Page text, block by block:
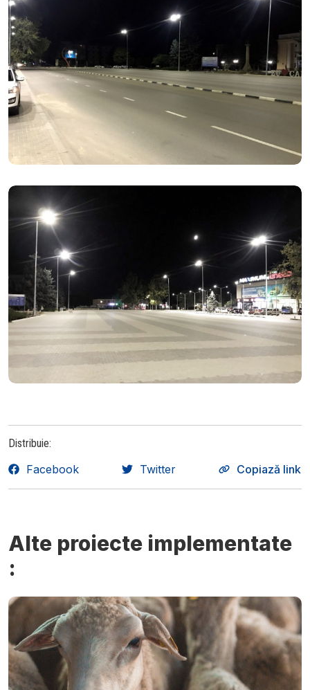
Distribuie:
Facebook Twitter Copiază link
Alte proiecte implementate
: